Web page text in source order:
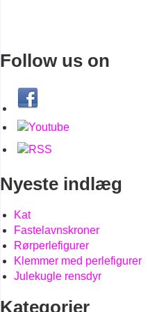
Follow us on
Nyeste indlæg
Kat
Fastelavnskroner
Rørperlefigurer
Klemmer med perlefigurer
Julekugle rensdyr
Kategorier